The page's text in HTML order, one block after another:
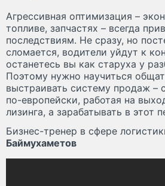
Агрессивная оптимизация –
топливе, запчастях – всегда
последствиям. Не сразу, но
сломается, водители уйдут к
останетесь вы как старуха у
Поэтому нужно научиться
выстраивать систему продаж –
по-европейски, работая на
лизинга, а зарабатывать в этот
Бизнес-тренер в сфере
Баймухаметов